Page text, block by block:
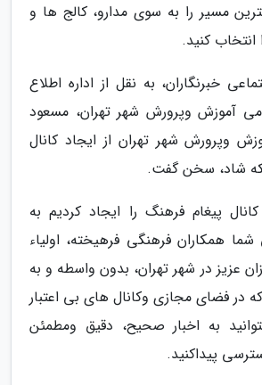
مسیر را به سوی مدارو، کالج ها و
انتخاب کنید.
خبرنگاران، به نقل از اداره اطلاع
آموزش وپرورش شهر تهران، مسعود
وپرورش شهر تهران از ایجاد کانال
شاد، سخن گفت.
پیغام فرهنگ را ایجاد کردیم به
شما همکاران فرهنگی فرهیخته، اولیاء
عزیز در شهر تهران، بدون واسطه و به
در فضای مجازی وکانال های بی اعتبار
به اخبار صحیح، دقیق ومطمئن
پیداکنید.